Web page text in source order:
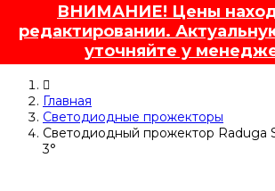
ВНИМАНИЕ! Цены
редактировании.
уточняйте у
Главная
Светодиодные прожекторы
Светодиодный прожектор Raduga
3°